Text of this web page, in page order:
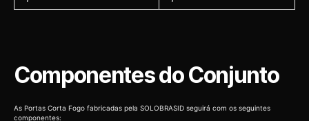
Componentes do Conjunto
As Portas Corta Fogo fabricadas pela SOLOBRASID seguirá com os seguintes
componentes: